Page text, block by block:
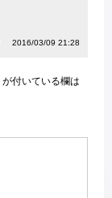
2016/03/09 21:28
が付いている欄は